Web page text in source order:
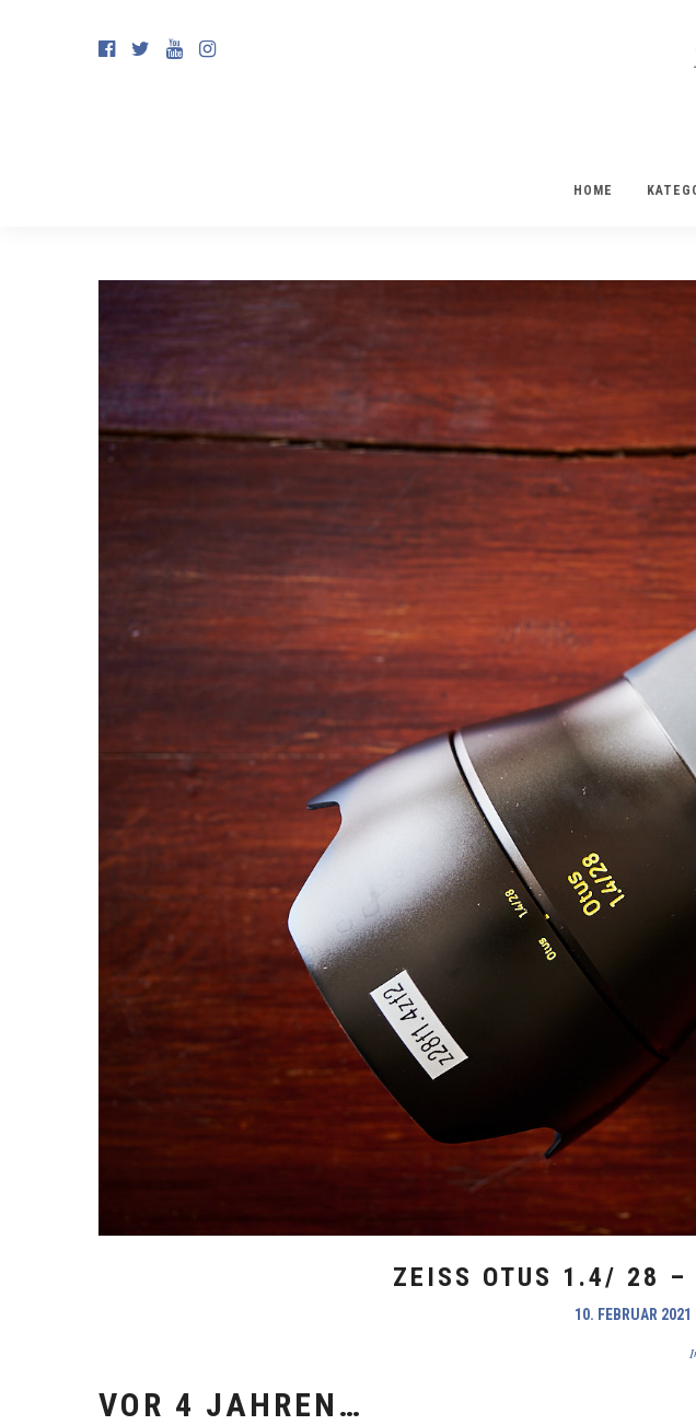
HOME
ZEISS OTUS 1.4/ 28 –
10. FEBRUAR 2021
VOR 4 JAHREN…